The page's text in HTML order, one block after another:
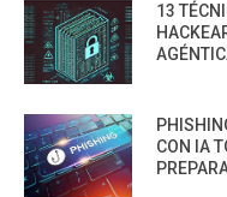
13
CON IA